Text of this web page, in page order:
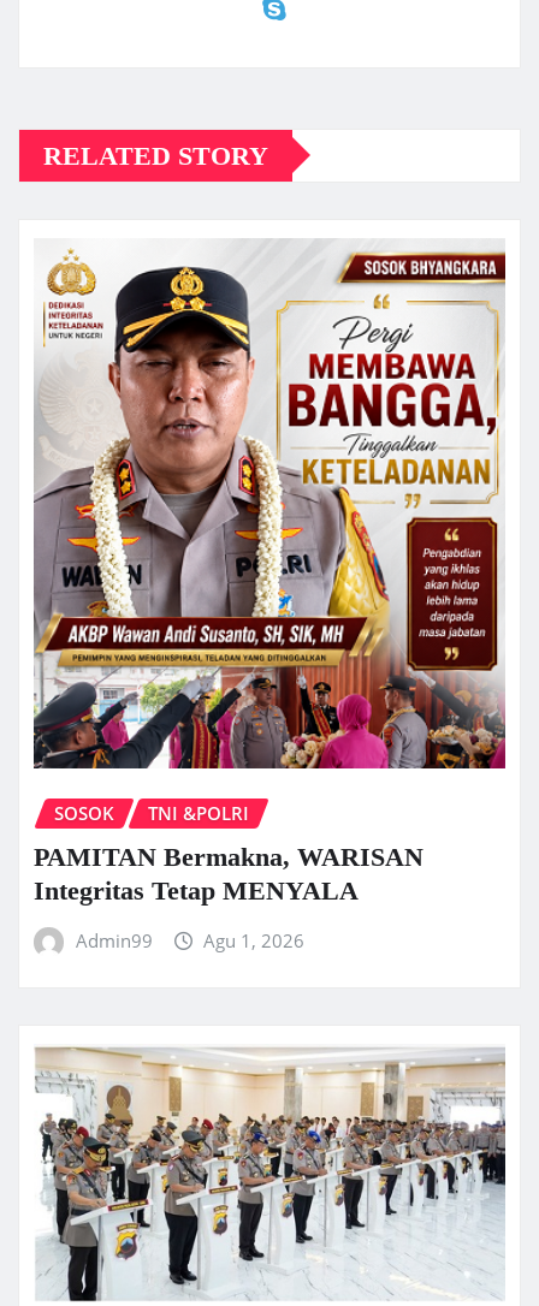
RELATED STORY
SOSOK TNI &POLRI
PAMITAN Bermakna, WARISAN
Integritas Tetap MENYALA
Admin99 Agu 1, 2026